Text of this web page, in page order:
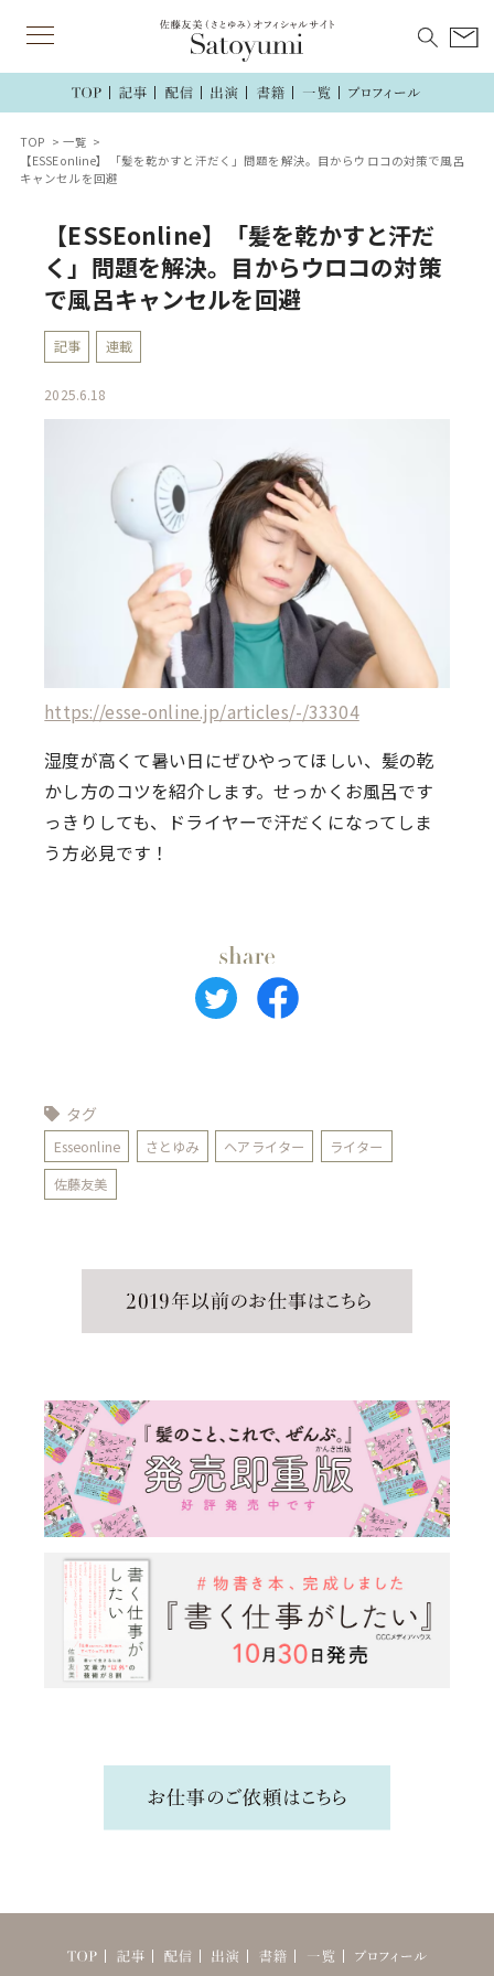
TOP
一覧
【ESSEonline】「髪を乾かすと汗だく」問題を解決。目からウロコの対策で風呂
キャンセルを回避
【ESSEonline】「髪を乾かすと汗だ
く」問題を解決。目からウロコの対策
で風呂キャンセルを回避
記事 連載
2025.6.18
https://esse-online.jp/articles/-/33304
湿度が高くて暑い日にぜひやってほしい、髪の乾
かし方のコツを紹介します。せっかくお風呂です
っきりしても、ドライヤーで汗だくになってしま
う方必見です！
タグ
Esseonline さとゆみ ヘアライター
ライター
佐藤友美